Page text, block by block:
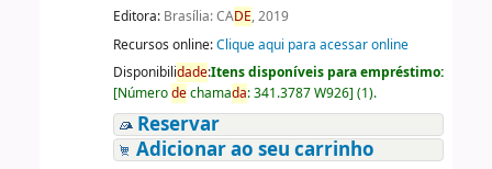
Editora: Brasília: CADE, 2019
Recursos online:Clique aqui para acessar online
Disponibilidade:Itens disponíveis para empréstimo:
[Númerodechamada:341.3787 W926] (1).
Reservar
Adicionar ao seu carrinho